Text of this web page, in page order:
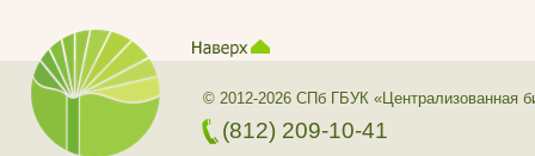
© 2012-2026 СПб ГБУК «Централизованная
(812) 209-10-41